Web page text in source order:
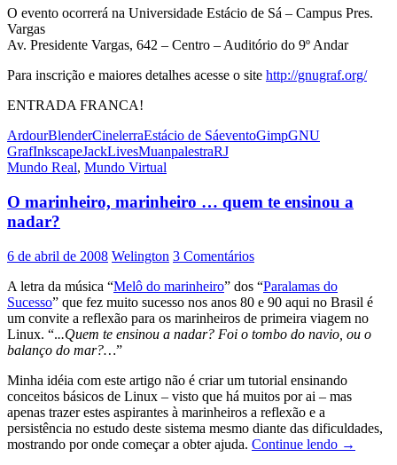
O evento ocorrerá na Universidade Estácio de Sá – Campus Pres.
Vargas
Av. Presidente Vargas, 642 – Centro – Auditório do 9º Andar
Para inscrição e maiores detalhes acesse o site http://gnugraf.org/
ENTRADA FRANCA!
ArdourBlenderCinelerraEstácio de SáeventoGimpGNU
GrafInkscapeJackLivesMuanpalestraRJ
Mundo Real, Mundo Virtual
O marinheiro, marinheiro … quem te ensinou a
nadar?
6 de abril de 2008 Welington 3 Comentários
A letra da música “Melô do marinheiro” dos “Paralamas do
Sucesso” que fez muito sucesso nos anos 80 e 90 aqui no Brasil é
um convite a reflexão para os marinheiros de primeira viagem no
Linux. “...Quem te ensinou a nadar? Foi o tombo do navio, ou o
balanço do mar?…”
Minha idéia com este artigo não é criar um tutorial ensinando
conceitos básicos de Linux – visto que há muitos por ai – mas
apenas trazer estes aspirantes à marinheiros a reflexão e a
persistência no estudo deste sistema mesmo diante das dificuldades,
mostrando por onde começar a obter ajuda. Continue lendo O
→